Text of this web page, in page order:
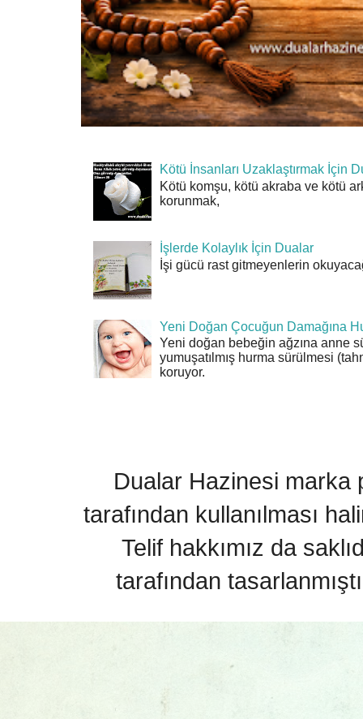
Kötü İnsanları Uzaklaştırmak İçin
Kötü komşu, kötü akraba ve kötü
korunmak,
İşlerde Kolaylık İçin Dualar
İşi gücü rast gitmeyenlerin
Yeni Doğan Çocuğun Damağına
Yeni doğan bebeğin ağzına anne
yumuşatılmış hurma sürülmesi
koruyor.
Dualar Hazinesi marka
tarafından kullanılması
Telif hakkımız da
tarafından